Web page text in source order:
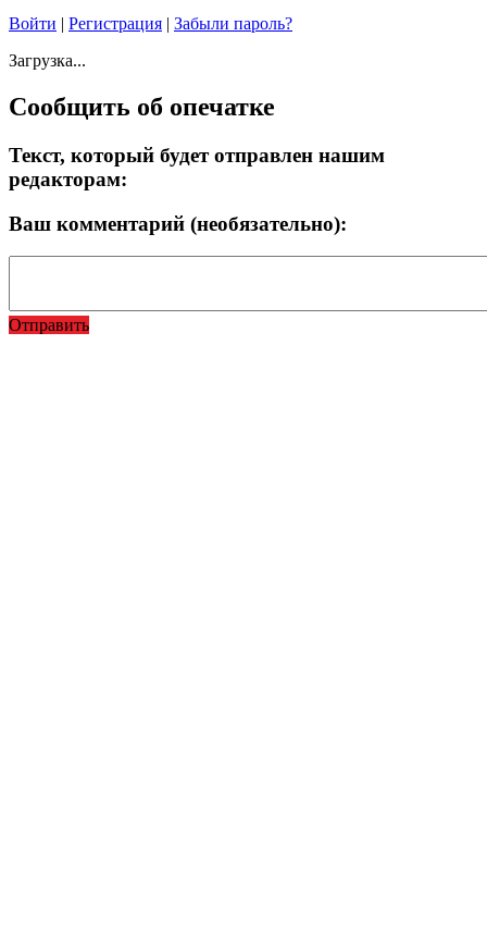
Войти | Регистрация | Забыли пароль?
Загрузка...
Сообщить об опечатке
Текст, который будет отправлен нашим
редакторам:
Ваш комментарий (необязательно):
Отправить